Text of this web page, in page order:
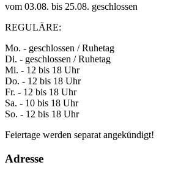
vom 03.08. bis 25.08. geschlossen
REGULÄRE:
Mo. - geschlossen / Ruhetag
Di. - geschlossen / Ruhetag
Mi. - 12 bis 18 Uhr
Do. - 12 bis 18 Uhr
Fr. - 12 bis 18 Uhr
Sa. - 10 bis 18 Uhr
So. - 12 bis 18 Uhr
Feiertage werden separat angekündigt!
Adresse